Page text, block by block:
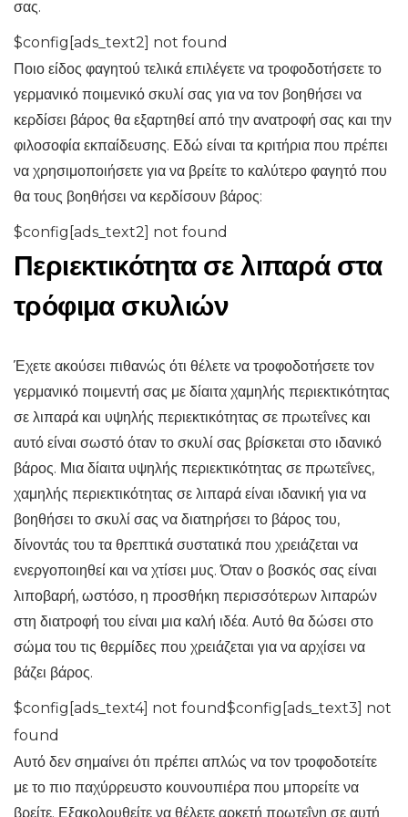
σας.
$config[ads_text2] not found
Ποιο είδος φαγητού τελικά επιλέγετε να τροφοδοτήσετε το
γερμανικό ποιμενικό σκυλί σας για να τον βοηθήσει να
κερδίσει βάρος θα εξαρτηθεί από την ανατροφή σας και την
φιλοσοφία εκπαίδευσης. Εδώ είναι τα κριτήρια που πρέπει
να χρησιμοποιήσετε για να βρείτε το καλύτερο φαγητό που
θα τους βοηθήσει να κερδίσουν βάρος:
$config[ads_text2] not found
Περιεκτικότητα σε λιπαρά στα
τρόφιμα σκυλιών
Έχετε ακούσει πιθανώς ότι θέλετε να τροφοδοτήσετε τον
γερμανικό ποιμεντή σας με δίαιτα χαμηλής περιεκτικότητας
σε λιπαρά και υψηλής περιεκτικότητας σε πρωτεΐνες και
αυτό είναι σωστό όταν το σκυλί σας βρίσκεται στο ιδανικό
βάρος. Μια δίαιτα υψηλής περιεκτικότητας σε πρωτεΐνες,
χαμηλής περιεκτικότητας σε λιπαρά είναι ιδανική για να
βοηθήσει το σκυλί σας να διατηρήσει το βάρος του,
δίνοντάς του τα θρεπτικά συστατικά που χρειάζεται να
ενεργοποιηθεί και να χτίσει μυς. Όταν ο βοσκός σας είναι
λιποβαρή, ωστόσο, η προσθήκη περισσότερων λιπαρών
στη διατροφή του είναι μια καλή ιδέα. Αυτό θα δώσει στο
σώμα του τις θερμίδες που χρειάζεται για να αρχίσει να
βάζει βάρος.
$config[ads_text4] not found$config[ads_text3] not
found
Αυτό δεν σημαίνει ότι πρέπει απλώς να τον τροφοδοτείτε
με το πιο παχύρρευστο κουνουπιέρα που μπορείτε να
βρείτε. Εξακολουθείτε να θέλετε αρκετή πρωτεΐνη σε αυτή